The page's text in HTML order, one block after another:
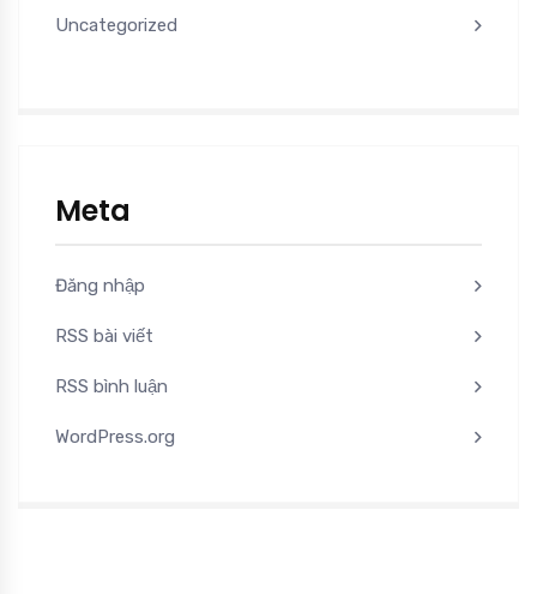
Uncategorized
Meta
Đăng nhập
RSS bài viết
RSS bình luận
WordPress.org